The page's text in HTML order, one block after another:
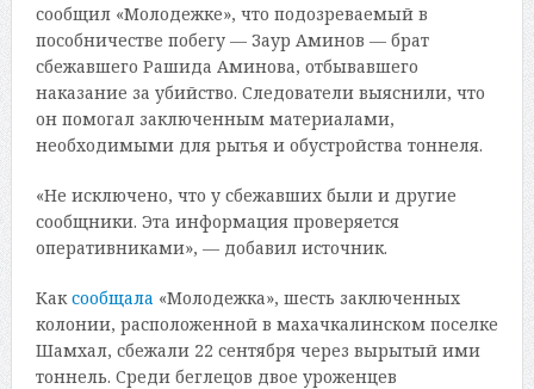
сообщил «Молодежке», что подозреваемый в
пособничестве побегу — Заур Аминов — брат
сбежавшего Рашида Аминова, отбывавшего
наказание за убийство. Следователи выяснили, что
он помогал заключенным материалами,
необходимыми для рытья и обустройства тоннеля.
«Не исключено, что у сбежавших были и другие
сообщники. Эта информация проверяется
оперативниками», — добавил источник.
Как сообщала «Молодежка», шесть заключенных
колонии, расположенной в махачкалинском поселке
Шамхал, сбежали 22 сентября через вырытый ими
тоннель. Среди беглецов двое уроженцев